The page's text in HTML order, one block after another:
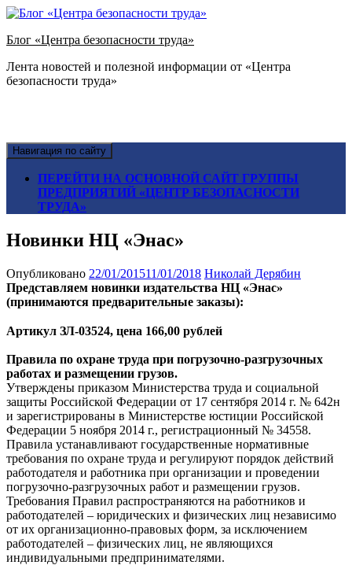
Блог «Центра безопасности труда»
Лента новостей и полезной информации от «Центра
безопасности труда»
Навигация по сайту
ПЕРЕЙТИ НА ОСНОВНОЙ САЙТ ГРУППЫ
ПРЕДПРИЯТИЙ «ЦЕНТР БЕЗОПАСНОСТИ
ТРУДА»
Новинки НЦ «Энас»
Опубликовано 22/01/201511/01/2018 Николай Дерябин
Представляем новинки издательства НЦ «Энас»
(принимаются предварительные заказы):
Артикул ЗЛ-03524, цена 166,00 рублей
Правила по охране труда при погрузочно-разгрузочных
работах и размещении грузов.
Утверждены приказом Министерства труда и социальной
защиты Российской Федерации от 17 сентября 2014 г. № 642н
и зарегистрированы в Министерстве юстиции Российской
Федерации 5 ноября 2014 г., регистрационный № 34558.
Правила устанавливают государственные нормативные
требования по охране труда и регулируют порядок действий
работодателя и работника при организации и проведении
погрузочно-разгрузочных работ и размещении грузов.
Требования Правил распространяются на работников и
работодателей – юридических и физических лиц независимо
от их организационно-правовых форм, за исключением
работодателей – физических лиц, не являющихся
индивидуальными предпринимателями.